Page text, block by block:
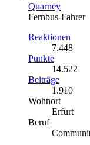
Quarney
Fernbus-Fahrer
Reaktionen
7.448
Punkte
14.522
Beiträge
1.910
Wohnort
Erfurt
Beruf